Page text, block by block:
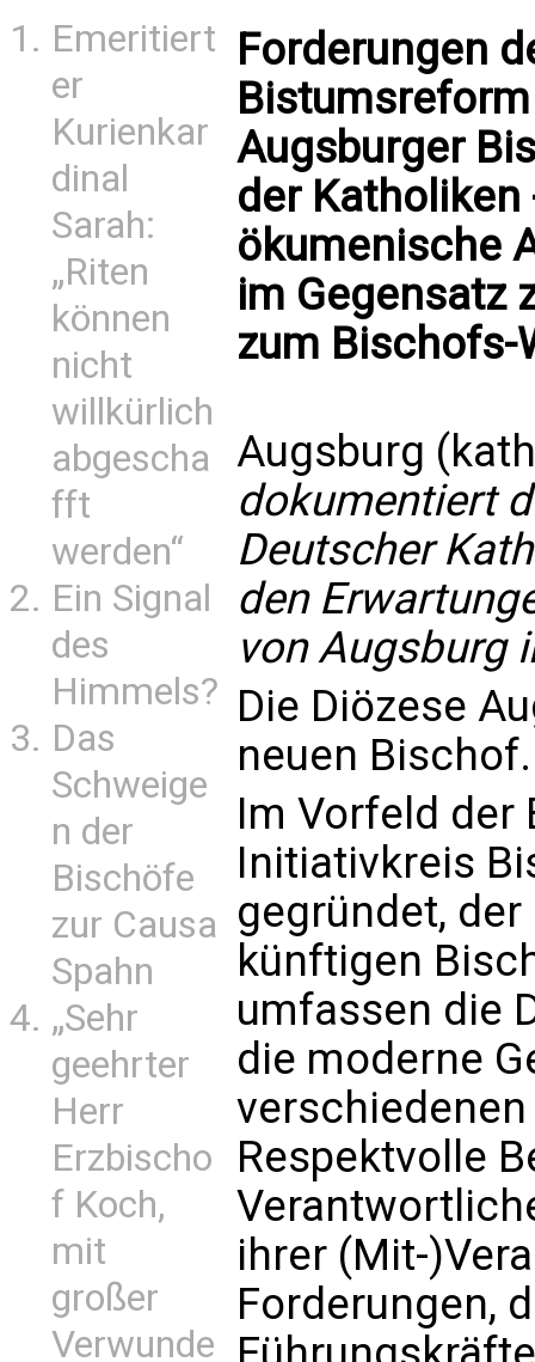
Emeritiert
er
Kurienkar
dinal
Sarah:
„Riten
können
nicht
willkürlich
abgescha
fft
werden“
Ein Signal
des
Himmels?
Das
Schweige
n der
Bischöfe
zur Causa
Spahn
„Sehr
geehrter
Herr
Erzbischo
f Koch,
mit
großer
Verwunde
Forderungen
Bistumsreform
Augsburger
der Katholiken
ökumenische
im Gegensatz
zum Bischofs-
Augsburg
dokumentiert
Deutscher
den
von Augsburg
Die Diözese
neuen Bischof.
Im Vorfeld der
Initiativkreis
gegründet, der
künftigen
umfassen die
die moderne
verschiedenen
Respektvolle
ihrer (Mit-
Forderungen,